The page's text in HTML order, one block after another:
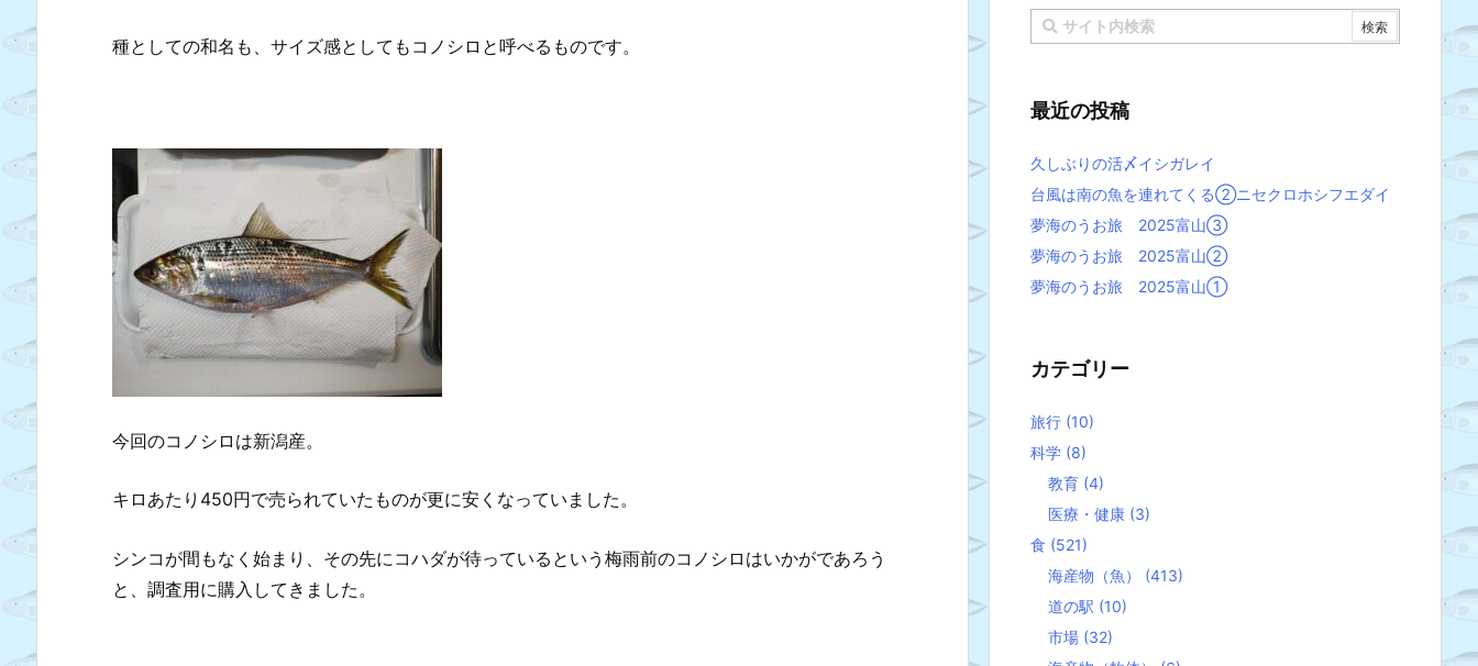
種としての和名も、サイズ感としてもコノシロと呼べるものです。
今回のコノシロは新潟産。
キロあたり450円で売られていたものが更に安くなっていました。
シンコが間もなく始まり、その先にコハダが待っているという梅雨前のコノシロはいかがであろう
と、調査用に購入してきました。
最近の投稿
久しぶりの活〆イシガレイ
台風は南の魚を連れてくる②ニセクロホシフエダイ
夢海のうお旅 2025富山③
夢海のうお旅 2025富山②
夢海のうお旅 2025富山①
カテゴリー
旅行 (10)
科学 (8)
教育 (4)
医療・健康 (3)
食 (521)
海産物（魚） (413)
道の駅 (10)
市場 (32)